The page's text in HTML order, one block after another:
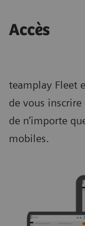
Accès
teamplay Fleet
de vous
de n’importe
mobiles.